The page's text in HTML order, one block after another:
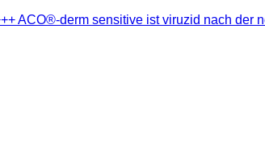
ACO®-derm sensitive ist viruzid nach der